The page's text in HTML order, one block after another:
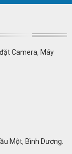
đặt Camera, Máy
Một, Bình Dương.